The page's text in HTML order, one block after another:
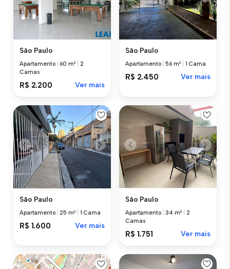
São Paulo
Apartamento 60 m²
2
Camas
R$ 2.200 Ver mais
São Paulo
Apartamento |56 m² 1 Cama
R$ 2.450 Ver mais
São Paulo
Apartamento 25 m² 1 Cama
R$ 1.600 Ver mais
São Paulo
Apartamento |34 m²
2
Camas
R$ 1.751 Ver mais